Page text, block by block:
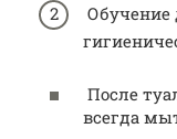
Обучение
После
всегда